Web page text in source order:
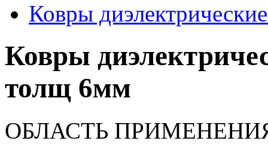
Ковры
Ковры
толщ 6мм
ОБЛАСТЬ